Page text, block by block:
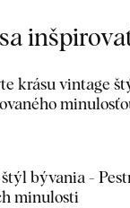
krásu vintage
bývania -
minulosti